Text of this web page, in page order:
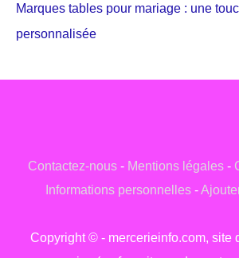
Marques tables pour mariage : une
personnalisée
Contactez-nous- Mentions légales-
Informations personnelles -
Copyright © - mercerieinfo.com, site